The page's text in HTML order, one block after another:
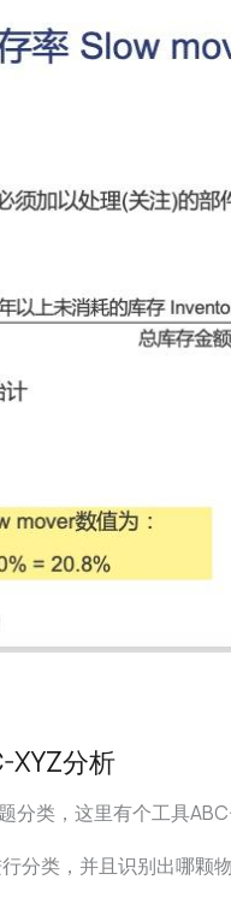
XYZ分析
分类，这里有个工具
分类，并且识别出哪颗